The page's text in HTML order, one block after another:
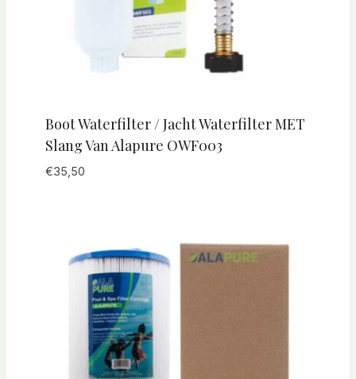
Boot Waterfilter / Jacht Waterfilter MET
Slang Van Alapure OWF003
€35,50